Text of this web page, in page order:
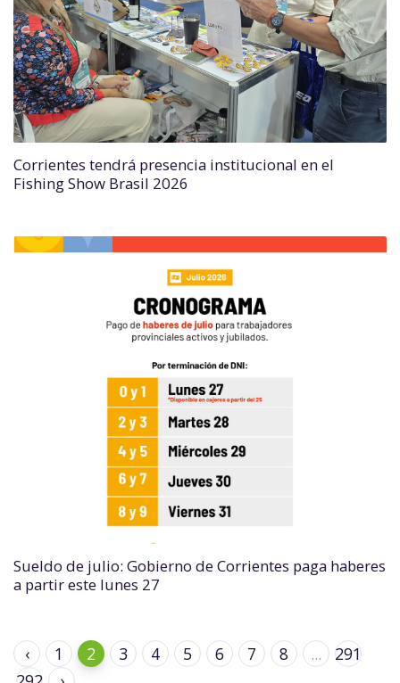
Corrientes tendrá presencia institucional en el
Fishing Show Brasil 2026
Sueldo de julio: Gobierno de Corrientes paga haberes
a partir este lunes 27
‹ 1 2 3 4 5 6 7 8 ...
291